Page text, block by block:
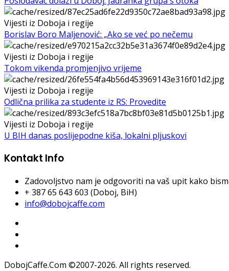
Vijesti iz Doboja i regije
Borislav Boro Maljenović: „Ako se već po nečemu
Vijesti iz Doboja i regije
Tokom vikenda promjenjivo vrijeme
Vijesti iz Doboja i regije
Odlična prilika za studente iz RS: Provedite
Vijesti iz Doboja i regije
U BIH danas poslijepodne kiša, lokalni pljuskovi
Kontakt Info
Zadovoljstvo nam je odgovoriti na vaš upit kako
+ 387 65 643 603 (Doboj, BiH)
info@dobojcaffe.com
DobojCaffe.Com ©2007-2026. All rights reserved.